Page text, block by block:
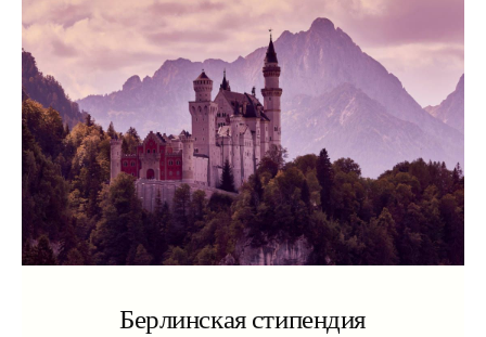
Берлинская стипендия